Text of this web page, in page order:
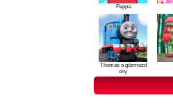
Peppa
Thomas a gőzmozd
ony